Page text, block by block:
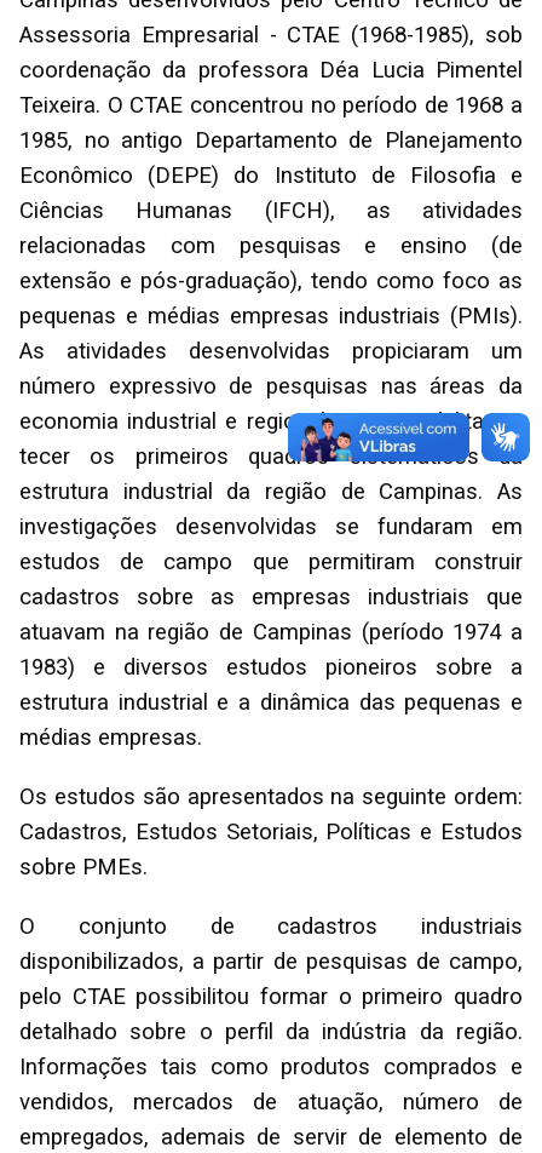
Assessoria Empresarial - CTAE (1968-1985), sob
coordenação da professora Déa Lucia Pimentel
Teixeira. O CTAE concentrou no período de 1968 a
1985, no antigo Departamento de Planejamento
Econômico (DEPE) do Instituto de Filosofia e
Ciências Humanas (IFCH), as atividades
relacionadas com pesquisas e ensino (de
extensão e pós-graduação), tendo como foco as
pequenas e médias empresas industriais (PMIs).
As atividades desenvolvidas propiciaram um
número expressivo de pesquisas nas áreas da
economia industrial e regional, que possibilitaram
tecer os primeiros quadros sistemáticos da
estrutura industrial da região de Campinas. As
investigações desenvolvidas se fundaram em
estudos de campo que permitiram construir
cadastros sobre as empresas industriais que
atuavam na região de Campinas (período 1974 a
1983) e diversos estudos pioneiros sobre a
estrutura industrial e a dinâmica das pequenas e
médias empresas.
Os estudos são apresentados na seguinte ordem:
Cadastros, Estudos Setoriais, Políticas e Estudos
sobre PMEs.
O conjunto de cadastros industriais
disponibilizados, a partir de pesquisas de campo,
pelo CTAE possibilitou formar o primeiro quadro
detalhado sobre o perfil da indústria da região.
Informações tais como produtos comprados e
vendidos, mercados de atuação, número de
empregados, ademais de servir de elemento de